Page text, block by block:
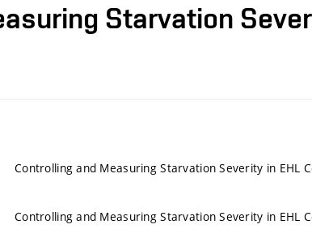
Starvation
Controlling and Measuring Starvation Severity in EHL
Controlling and Measuring Starvation Severity in EHL